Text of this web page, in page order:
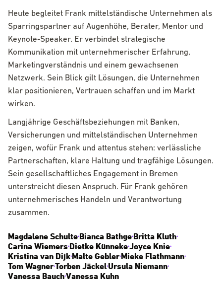
Heute begleitet Frank mittelständische Unternehmen als
Sparringspartner auf Augenhöhe, Berater, Mentor und
Keynote-Speaker. Er verbindet strategische
Kommunikation mit unternehmerischer Erfahrung,
Marketingverständnis und einem gewachsenen
Netzwerk. Sein Blick gilt Lösungen, die Unternehmen
klar positionieren, Vertrauen schaffen und im Markt
wirken.
Langjährige Geschäftsbeziehungen mit Banken,
Versicherungen und mittelständischen Unternehmen
zeigen, wofür Frank und attentus stehen: verlässliche
Partnerschaften, klare Haltung und tragfähige Lösungen.
Sein gesellschaftliches Engagement in Bremen
unterstreicht diesen Anspruch. Für Frank gehören
unternehmerisches Handeln und Verantwortung
zusammen.
Magdalene Schulte•Bianca Bathge•Britta Kluth•
Carina Wiemers•Dietke Künneke•Joyce Knie•
Kristina van Dijk•Malte Gebler•Mieke Flathmann•
Tom Wagner•Torben Jäckel•Ursula Niemann•
Vanessa Bauch•Vanessa Kuhn